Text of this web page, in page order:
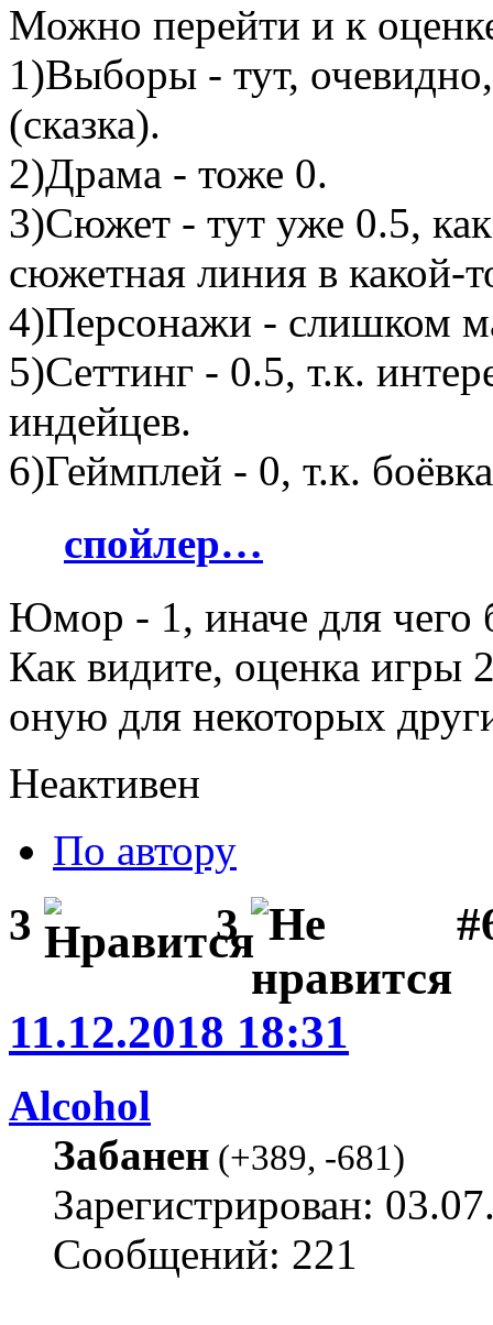
Можно перейти и к
1)Выборы - тут,
(сказка).
2)Драма - тоже 0.
3)Сюжет - тут уже 0.5,
сюжетная линия в какой-
4)Персонажи - слишком
5)Сеттинг - 0.5, т.к.
индейцев.
6)Геймплей - 0, т.к.
спойлер…
Юмор - 1, иначе для чего
Как видите, оценка игры
оную для некоторых
Неактивен
По автору
3 3
11.12.2018 18:31
Alcohol
Забанен (+389, -681)
Зарегистрирован:
Сообщений: 221